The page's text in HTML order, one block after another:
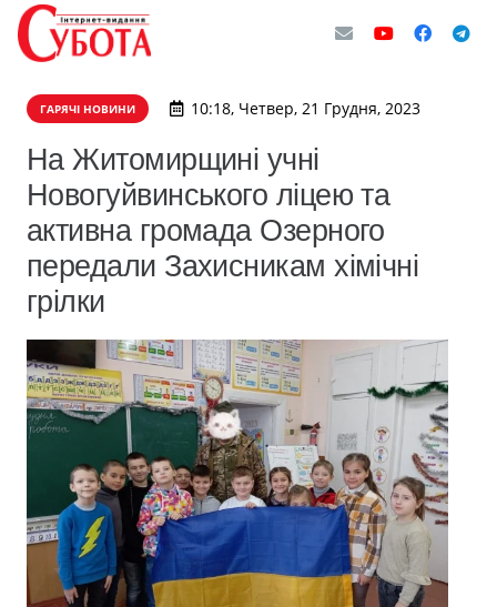
ГАРЯЧІ НОВИНИ 10:18, Четвер, 21 Грудня, 2023
На Житомирщині учні
Новогуйвинського ліцею та
активна громада Озерного
передали Захисникам хімічні
грілки